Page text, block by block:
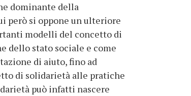
dominante della
però si oppone un ulteriore
modelli del concetto di
dello stato sociale e come
di aiuto, fino ad
di solidarietà alle pratiche
può infatti nascere